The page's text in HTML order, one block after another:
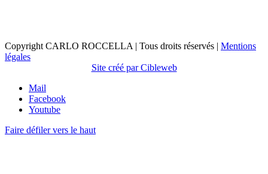
Copyright CARLO ROCCELLA | Tous droits réservés | Mentions
légales
Site créé par Cibleweb
Mail
Facebook
Youtube
Faire défiler vers le haut